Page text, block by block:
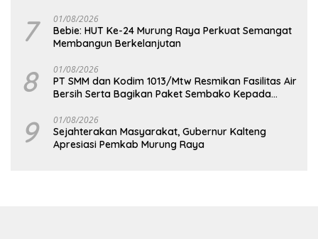
7 01/08/2026
Bebie: HUT Ke-24 Murung Raya Perkuat Semangat
Membangun Berkelanjutan
8 01/08/2026
PT SMM dan Kodim 1013/Mtw Resmikan Fasilitas Air
Bersih Serta Bagikan Paket Sembako Kepada
9 01/08/2026
Sejahterakan Masyarakat, Gubernur Kalteng
Apresiasi Pemkab Murung Raya